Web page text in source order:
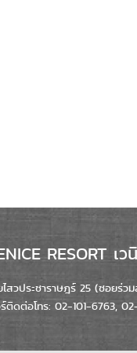
RESORT เ
สวประชาราษฎร์ 25 (ซอยร่
ติดต่อโทร: 02-101-6763,